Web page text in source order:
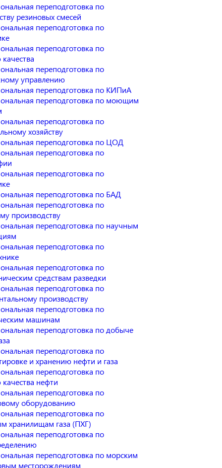
переподготовка по
резиновых смесей
переподготовка по
переподготовка по
переподготовка по
управлению
переподготовка по КИПиА
переподготовка по моющим
переподготовка по
хозяйству
переподготовка по ЦОД
переподготовка по
переподготовка по
переподготовка по БАД
переподготовка по
производству
переподготовка по научным
переподготовка по
переподготовка по
средствам разведки
переподготовка по
производству
переподготовка по
машинам
переподготовка по добыче
переподготовка по
и хранению нефти и газа
переподготовка по
нефти
переподготовка по
оборудованию
переподготовка по
хранилищам газа (ПХГ)
переподготовка по
переподготовка по морским
месторождениям